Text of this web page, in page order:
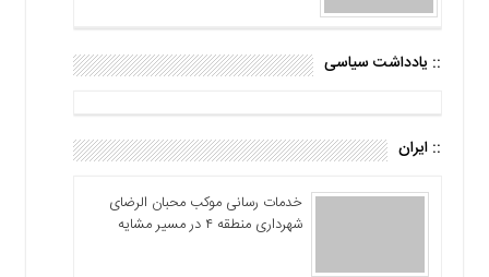
:: یادداشت سیاسی
:: ایران
خدمات رسانی موکب محبان الرضای
شهرداری منطقه ۴ در مسیر مشایه